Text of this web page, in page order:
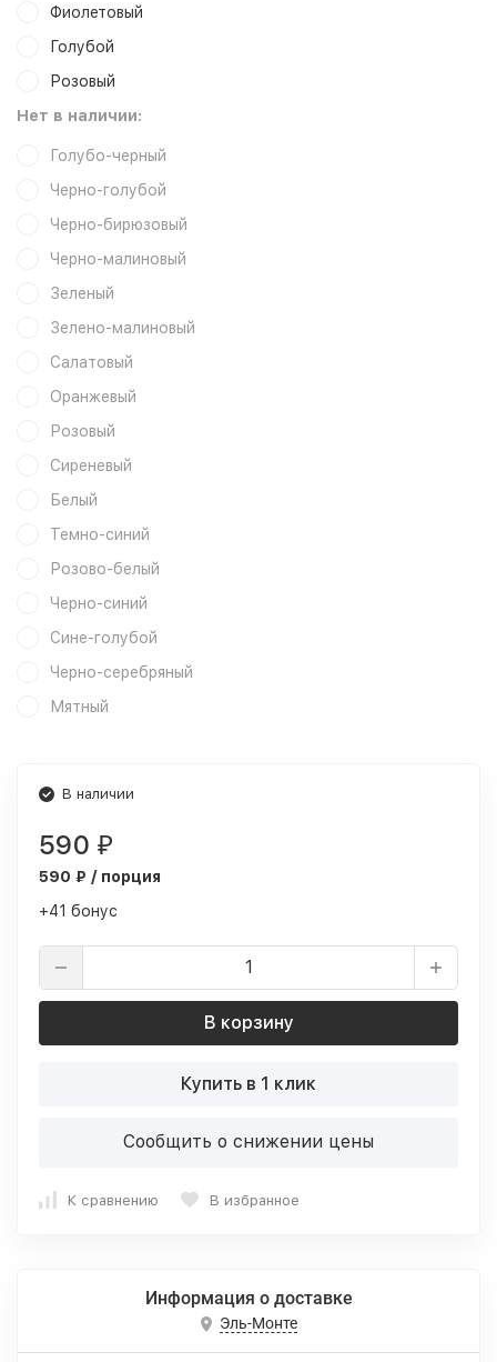
Фиолетовый
Голубой
Розовый
Нет в наличии:
Голубо-черный
Черно-голубой
Черно-бирюзовый
Черно-малиновый
Зеленый
Зелено-малиновый
Салатовый
Оранжевый
Розовый
Сиреневый
Белый
Темно-синий
Розово-белый
Черно-синий
Сине-голубой
Черно-серебряный
Мятный
В наличии
590 ₽
590 ₽ / порция
+41 бонус
В корзину
Купить в 1 клик
Сообщить о снижении цены
К сравнению В избранное
Информация о доставке
Эль-Монте